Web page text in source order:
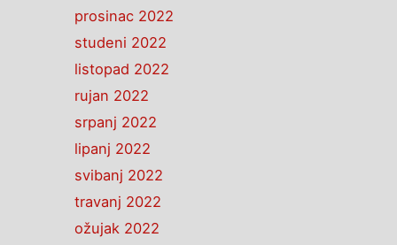
prosinac 2022
studeni 2022
listopad 2022
rujan 2022
srpanj 2022
lipanj 2022
svibanj 2022
travanj 2022
ožujak 2022